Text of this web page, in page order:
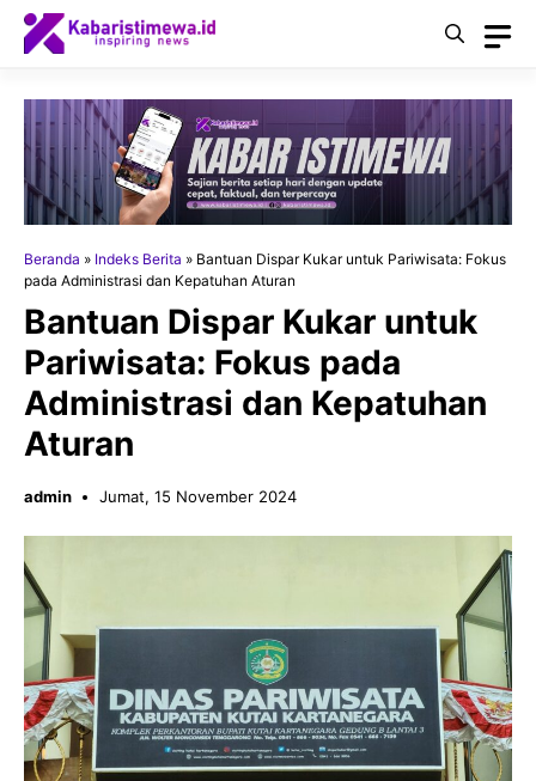
Langsung
Beranda » Indeks Berita » Bantuan Dispar Kukar untuk Pariwisata: Fokus
pada Administrasi dan Kepatuhan Aturan
Bantuan Dispar Kukar untuk
Pariwisata: Fokus pada
Administrasi dan Kepatuhan
Aturan
admin Jumat, 15 November 2024